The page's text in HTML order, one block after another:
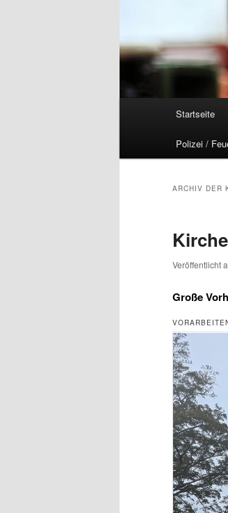
Startseite
Polizei /
ARCHIV DER
Veröffentlicht
Große